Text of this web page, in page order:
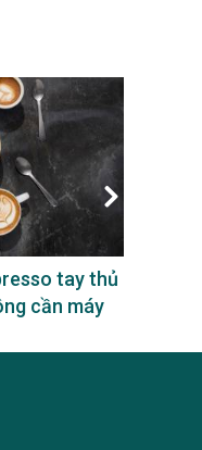
tay thủ
cần máy